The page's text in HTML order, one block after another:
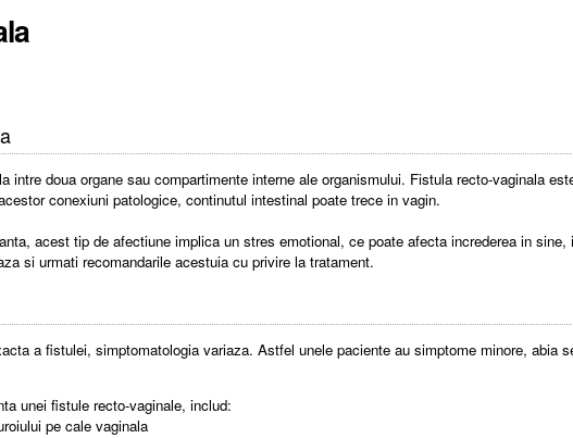
intre doua organe sau compartimente interne ale organismului. Fistula recto-vaginala
conexiuni patologice, continutul intestinal poate trece in vagin.
acest tip de afectiune implica un stres emotional, ce poate afecta increderea in
si urmati recomandarile acestuia cu privire la tratament.
a fistulei, simptomatologia variaza. Astfel unele paciente au simptome minore, abia
unei fistule recto-vaginale, includ:
pe cale vaginala